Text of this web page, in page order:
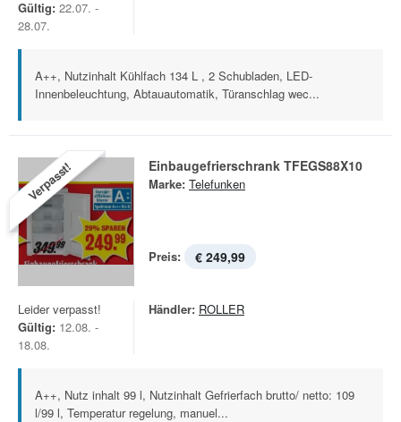
Gültig: 22.07. -
28.07.
A++, Nutzinhalt Kühlfach 134 L , 2 Schubladen, LED-
Innenbeleuchtung, Abtauautomatik, Türanschlag wec...
Verpasst! Einbaugefrierschrank TFEGS88X10
Marke: Telefunken
Preis: € 249,99
Leider verpasst!
Gültig: 12.08. -
18.08.
Händler: ROLLER
A++, Nutz inhalt 99 l, Nutzinhalt Gefrierfach brutto/ netto: 109
l/99 l, Temperatur regelung, manuel...